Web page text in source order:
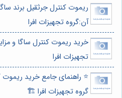
ریموت کنترل جرثقیل برند
آن:گروه تجهیزات افرا
خرید ریموت کنترل ساگا و
تجهیزات افرا
⭐️ راهنمای جامع خرید ریموت
گروه تجهیزات افرا 🏗️